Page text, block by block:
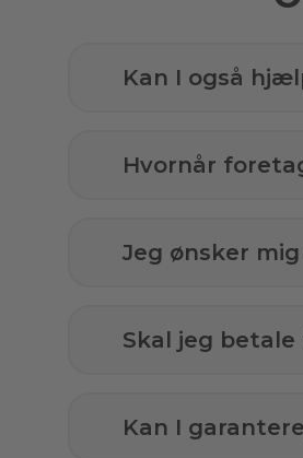
Kan I også
Hvornår
Jeg ønsker
Skal jeg
Kan I